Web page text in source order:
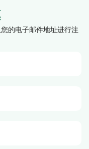
的电子邮件地址进行注